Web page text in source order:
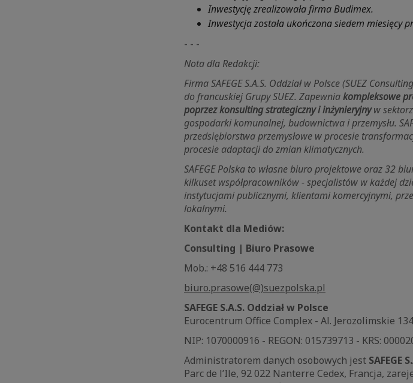
Inwestycję zrealizowała firma Budimex.
Inwestycja została ukończona siedem miesięcy
- - -
Nota dla Redakcji:
Firma SAFEGE S.A.S. Oddział w Polsce (SUEZ
do francuskiej Grupy SUEZ. Zapewniakompleksowe
poprzez konsulting strategiczny i inżynieryjnyw
gospodarki komunalnej, budownictwa i przemysłu.
przedsiębiorstwa przemysłowe w procesie
procesie adaptacji do zmian klimatycznych.
SAFEGE Polska to własne biuro projektowe oraz 32
kilkuset współpracowników - specjalistów w każdej
instytucjami publicznymi, klientami komercyjnymi,
lokalnymi.
Kontakt dla Mediów:
Consulting | Biuro Prasowe
Mob.: +48 516 444 773
biuro.prasowe(@)suezpolska.pl
SAFEGE S.A.S. Oddział w Polsce
Eurocentrum Office Complex - Al. Jerozolimskie
NIP: 1070000916 - REGON: 015739713 - KRS:
Administratorem danych osobowych jest SAFEGE
Parc de l’Ile, 92 022 Nanterre Cedex, Francja,